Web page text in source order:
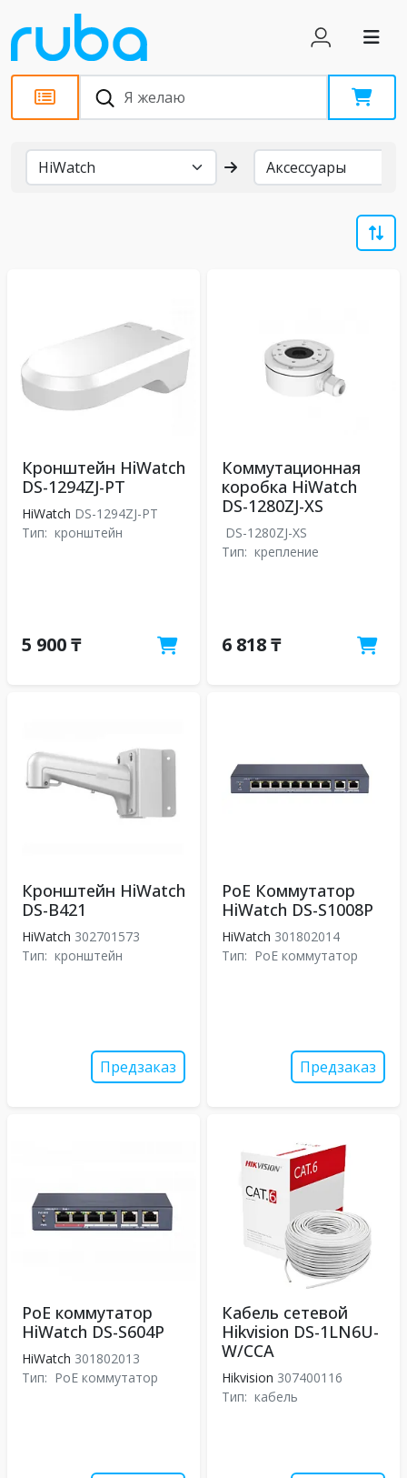
Бренды
Кронштейн HiWatch
DS-1294ZJ-PT
HiWatch DS-1294ZJ-PT
Тип: кронштейн
5 900 ₸
Коммутационная
коробка HiWatch
DS-1280ZJ-XS
DS-1280ZJ-XS
Тип: крепление
6 818 ₸
Кронштейн HiWatch
DS-B421
HiWatch 302701573
Тип: кронштейн
Предзаказ
PoE Коммутатор
HiWatch DS-S1008P
HiWatch 301802014
Тип: PoE коммутатор
Предзаказ
PoE коммутатор
HiWatch DS-S604P
HiWatch 301802013
Тип: PoE коммутатор
Кабель сетевой
Hikvision DS-1LN6U-
W/CCA
Hikvision 307400116
Тип: кабель